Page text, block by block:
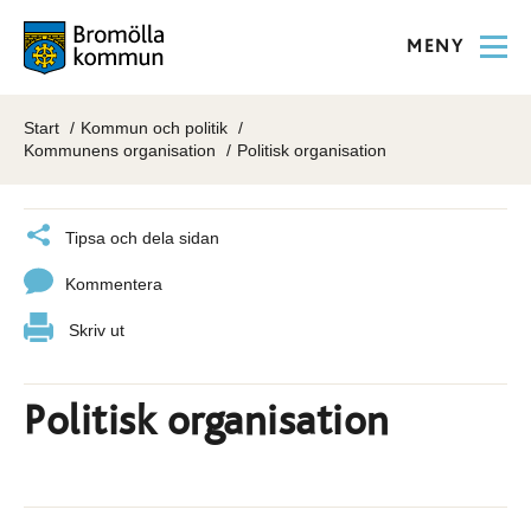
MENY
Start
Kommun och politik
Kommunens organisation
Politisk organisation
Tipsa och dela sidan
Kommentera
Skriv ut
Politisk organisation